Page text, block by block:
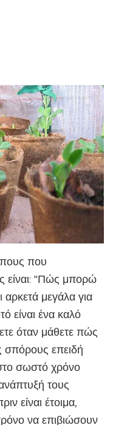
που
είναι: "Πώς μπορώ
μεγάλα για
είναι ένα καλό
όταν μάθετε πώς
σπόρους επειδή
σωστό χρόνο
τους
είναι έτοιμα,
να επιβιώσουν